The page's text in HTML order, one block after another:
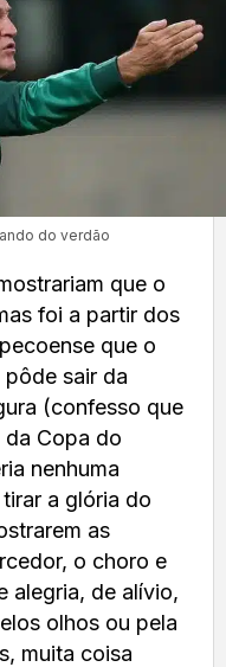
do verdão
que o
foi a partir dos
que o
sair da
(confesso que
da Copa do
nenhuma
a glória do
as
o choro e
alegria, de alívio,
olhos ou pela
muita coisa